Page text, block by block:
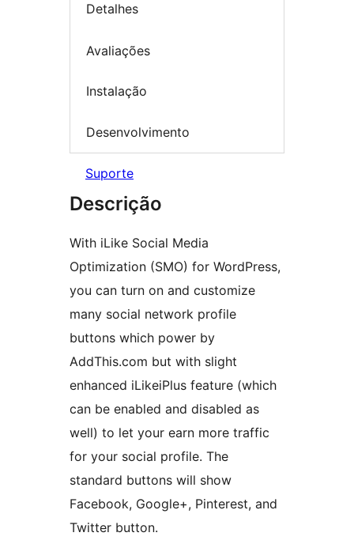
Detalhes
Avaliações
Instalação
Desenvolvimento
Suporte
Descrição
With iLike Social Media
Optimization (SMO) for WordPress,
you can turn on and customize
many social network profile
buttons which power by
AddThis.com but with slight
enhanced iLikeiPlus feature (which
can be enabled and disabled as
well) to let your earn more traffic
for your social profile. The
standard buttons will show
Facebook, Google+, Pinterest, and
Twitter button.